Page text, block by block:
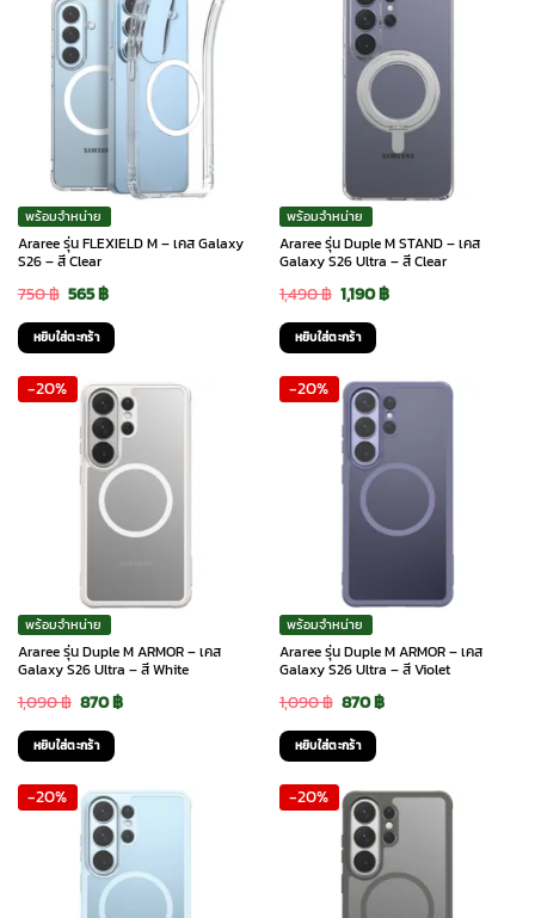
พร้อมจำหน่าย
Araree รุ่น FLEXIELD M – เคส Galaxy
S26 – สี Clear
750฿ Original
price
was:
750 ฿.
565฿Current
price
is:
565 ฿.
หยิบใส่ตะกร้า
พร้อมจำหน่าย
Araree รุ่น Duple M STAND – เคส
Galaxy S26 Ultra – สี Clear
1,490฿ Original
price
was:
1,490 ฿.
1,190฿Current
1,190 ฿.
หยิบใส่ตะกร้า
-20%
พร้อมจำหน่าย
Araree รุ่น Duple M ARMOR – เคส
Galaxy S26 Ultra – สี White
1,090฿ Original
price
was:
1,090 ฿.
870฿Current
870 ฿.
หยิบใส่ตะกร้า
-20%
พร้อมจำหน่าย
Araree รุ่น Duple M ARMOR – เคส
Galaxy S26 Ultra – สี Violet
1,090฿ Original
price
was:
1,090 ฿.
870฿Current
870 ฿.
หยิบใส่ตะกร้า
-20% -20%